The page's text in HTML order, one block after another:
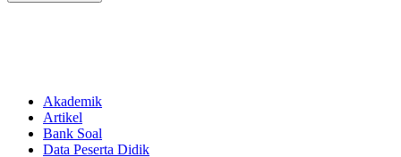
Akademik
Artikel
Bank Soal
Data Peserta Didik